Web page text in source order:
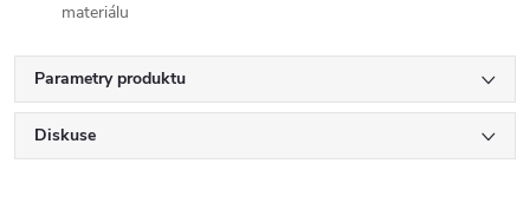
materiálu
Parametry produktu
Diskuse